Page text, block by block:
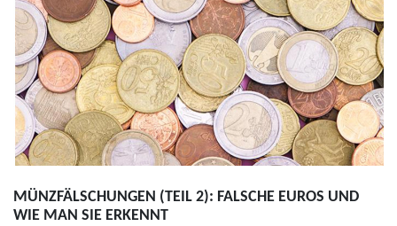
MÜNZFÄLSCHUNGEN (TEIL 2): FALSCHE EUROS UND
WIE MAN SIE ERKENNT